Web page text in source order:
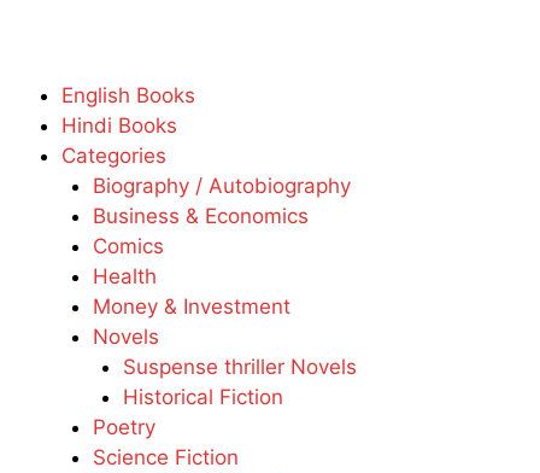
English Books
Hindi Books
Categories
Biography / Autobiography
Business & Economics
Comics
Health
Money & Investment
Novels
Suspense thriller Novels
Historical Fiction
Poetry
Science Fiction